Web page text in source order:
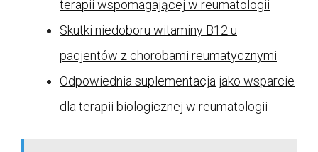
terapii wspomagającej w reumatologii
Skutki niedoboru witaminy B12 u
pacjentów z chorobami reumatycznymi
Odpowiednia suplementacja jako wsparcie
dla terapii biologicznej w reumatologii